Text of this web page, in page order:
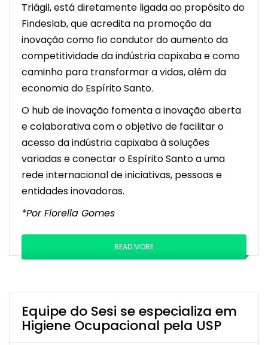
Triágil, está diretamente ligada ao propósito do
Findeslab, que acredita na promoção da
inovação como fio condutor do aumento da
competitividade da indústria capixaba e como
caminho para transformar a vidas, além da
economia do Espírito Santo.
O hub de inovação fomenta a inovação aberta
e colaborativa com o objetivo de facilitar o
acesso da indústria capixaba à soluções
variadas e conectar o Espírito Santo a uma
rede internacional de iniciativas, pessoas e
entidades inovadoras.
*Por Fiorella Gomes
READ MORE
Equipe do Sesi se especializa em
Higiene Ocupacional pela USP